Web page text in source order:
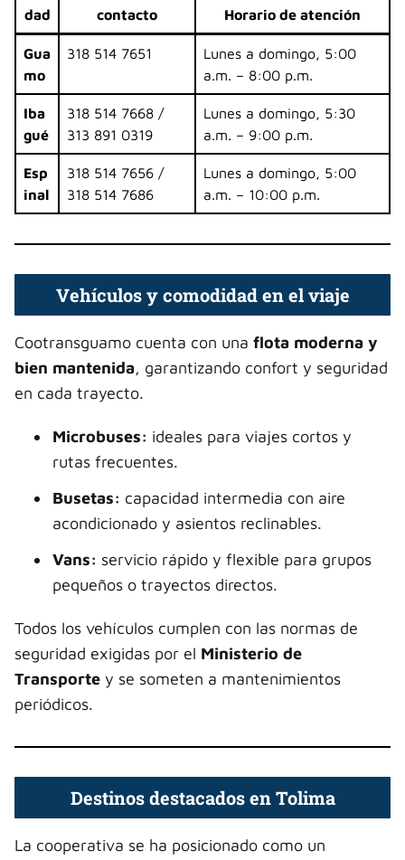
dad
contacto
Horario de atención
Gua
mo
318 514 7651
Lunes a domingo, 5:00
a.m. – 8:00 p.m.
Iba
gué
318 514 7668 /
313 891 0319
Lunes a domingo, 5:30
a.m. – 9:00 p.m.
Esp
inal
318 514 7656 /
318 514 7686
Lunes a domingo, 5:00
a.m. – 10:00 p.m.
Vehículos y comodidad en el viaje
Cootransguamo cuenta con una flota moderna y
bien mantenida, garantizando confort y seguridad
en cada trayecto.
Microbuses: ideales para viajes cortos y
rutas frecuentes.
Busetas: capacidad intermedia con aire
acondicionado y asientos reclinables.
Vans: servicio rápido y flexible para grupos
pequeños o trayectos directos.
Todos los vehículos cumplen con las normas de
seguridad exigidas por el Ministerio de
Transporte y se someten a mantenimientos
periódicos.
Destinos destacados en Tolima
La cooperativa se ha posicionado como un